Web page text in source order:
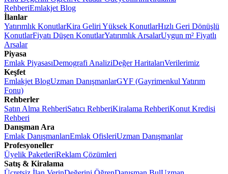
RehberiEmlakjet Blog
İlanlar
Yatırımlık KonutlarKira Geliri Yüksek KonutlarHızlı Geri Dönüşlü
KonutlarFiyatı Düşen KonutlarYatırımlık ArsalarUygun m² Fiyatlı
Arsalar
Piyasa
Emlak PiyasasıDemografi AnaliziDeğer HaritalarıVerilerimiz
Keşfet
Emlakjet BlogUzman DanışmanlarGYF (Gayrimenkul Yatırım
Fonu)
Rehberler
Satın Alma RehberiSatıcı RehberiKiralama RehberiKonut Kredisi
Rehberi
Danışman Ara
Emlak DanışmanlarıEmlak OfisleriUzman Danışmanlar
Profesyoneller
Üyelik PaketleriReklam Çözümleri
Satış & Kiralama